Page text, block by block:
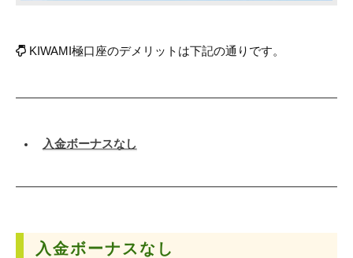
KIWAMI極口座のデメリットは下記の通りです。
入金ボーナスなし
入金ボーナスなし